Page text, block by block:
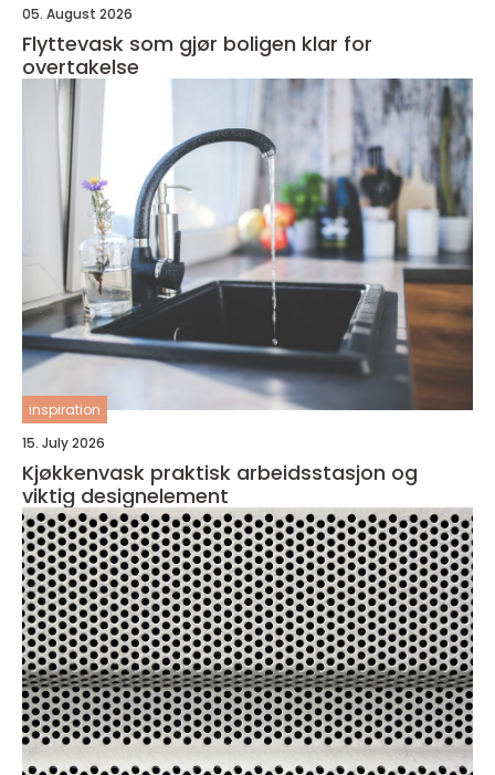
05. August 2026
Flyttevask som gjør boligen klar for
overtakelse
inspiration
15. July 2026
Kjøkkenvask praktisk arbeidsstasjon og
viktig designelement